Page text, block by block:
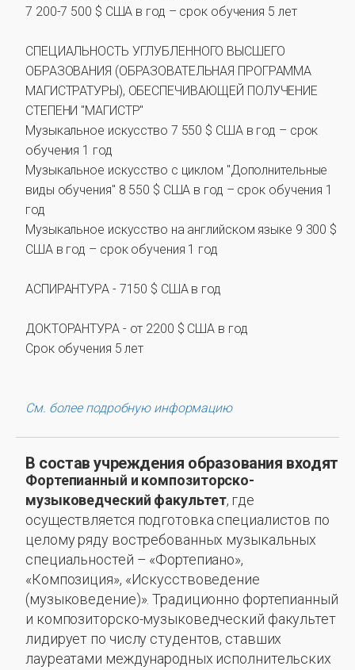
7 200-7 500 $ США в год – срок обучения 5 лет
СПЕЦИАЛЬНОСТЬ УГЛУБЛЕННОГО ВЫСШЕГО
ОБРАЗОВАНИЯ (ОБРАЗОВАТЕЛЬНАЯ ПРОГРАММА
МАГИСТРАТУРЫ), ОБЕСПЕЧИВАЮЩЕЙ ПОЛУЧЕНИЕ
СТЕПЕНИ "МАГИСТР"
Музыкальное искусство 7 550 $ США в год – срок
обучения 1 год
Музыкальное искусство с циклом "Дополнительные
виды обучения" 8 550 $ США в год – срок обучения 1
год
Музыкальное искусство на английском языке 9 300 $
США в год – срок обучения 1 год
АСПИРАНТУРА - 7150 $ США в год
ДОКТОРАНТУРА - от 2200 $ США в год
Срок обучения 5 лет
См. более подробную информацию
В состав учреждения образования входят
Фортепианный и композиторско-
музыковедческий факультет, где
осуществляется подготовка специалистов по
целому ряду востребованных музыкальных
специальностей – «Фортепиано»,
«Композиция», «Искусствоведение
(музыковедение)». Традиционно фортепианный
и композиторско-музыковедческий факультет
лидирует по числу студентов, ставших
лауреатами международных исполнительских